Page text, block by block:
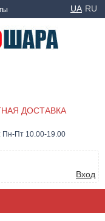
UA RU
ДОСТАВКА
Пн-Пт 10.00-19.00
Вход